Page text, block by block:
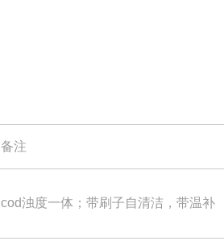
备注
cod浊度一体；带刷子自清洁，带温补